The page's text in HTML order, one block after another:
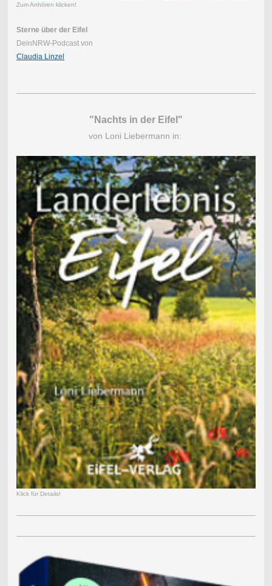
Zum Anhören klicken!
Sterne über der Eifel
DeinNRW-Podcast von
Claudia Linzel
"Nachts in der Eifel"
von Loni Liebermann in:
Klick für Details!